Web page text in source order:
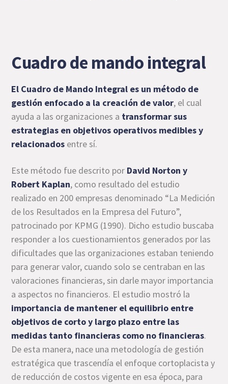
Cuadro de mando integral
El Cuadro de Mando Integral es un método de
gestión enfocado a la creación de valor, el cual
ayuda a las organizaciones a transformar sus
estrategias en objetivos operativos medibles y
relacionados entre sí.
Este método fue descrito por David Norton y
Robert Kaplan, como resultado del estudio
realizado en 200 empresas denominado “La Medición
de los Resultados en la Empresa del Futuro”,
patrocinado por KPMG (1990). Dicho estudio buscaba
responder a los cuestionamientos generados por las
dificultades que las organizaciones estaban teniendo
para generar valor, cuando solo se centraban en las
valoraciones financieras, sin darle mayor importancia
a aspectos no financieros. El estudio mostró la
importancia de mantener el equilibrio entre
objetivos de corto y largo plazo entre las
medidas tanto financieras como no financieras.
De esta manera, nace una metodología de gestión
estratégica que trascendía el enfoque cortoplacista y
de reducción de costos vigente en esa época, para